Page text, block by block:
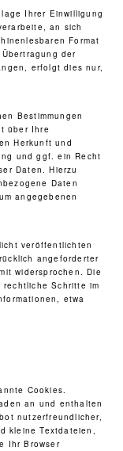
Ihrer Einwilligung
an sich
Format
der
erfolgt dies nur,
Bestimmungen
über Ihre
Herkunft und
und ggf. ein Recht
Daten. Hierzu
Daten
angegebenen
veröffentlichten
angeforderter
widersprochen. Die
Schritte im
etwa
Cookies.
an und enthalten
nutzerfreundlicher,
kleine Textdateien,
Ihr Browser